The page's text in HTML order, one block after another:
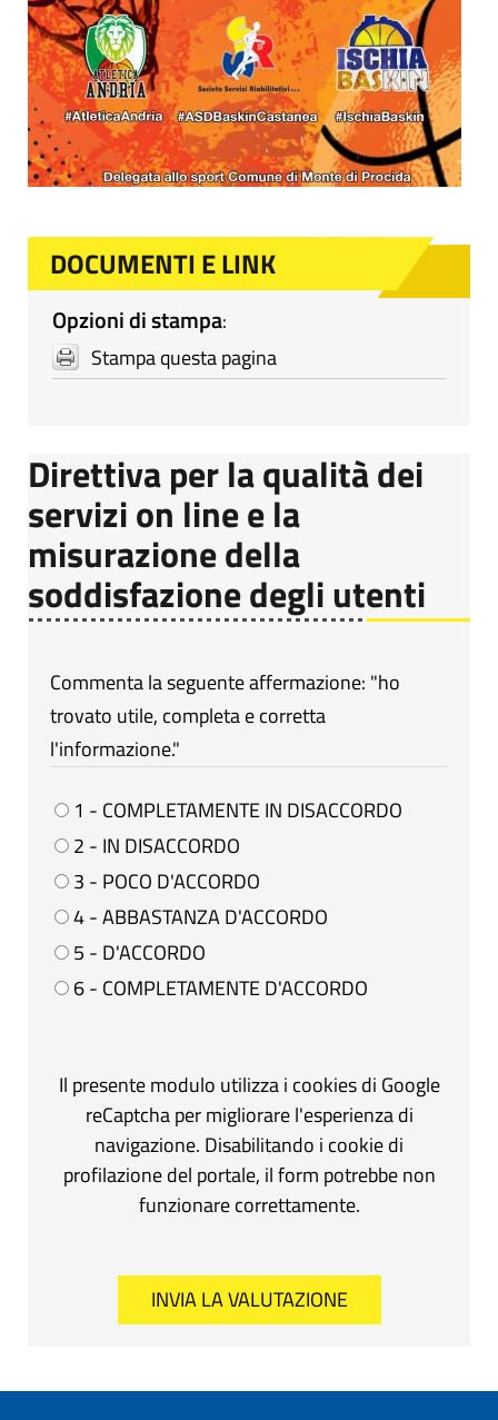
DOCUMENTI E LINK
Opzioni di stampa:
Stampa questa pagina
Direttiva per la qualità dei
servizi on line e la
misurazione della
soddisfazione degli utenti
Commenta la seguente affermazione: "ho
trovato utile, completa e corretta
l'informazione."
1 - COMPLETAMENTE IN DISACCORDO
2 - IN DISACCORDO
3 - POCO D'ACCORDO
4 - ABBASTANZA D'ACCORDO
5 - D'ACCORDO
6 - COMPLETAMENTE D'ACCORDO
Il presente modulo utilizza i cookies di Google
reCaptcha per migliorare l'esperienza di
navigazione. Disabilitando i cookie di
profilazione del portale, il form potrebbe non
funzionare correttamente.